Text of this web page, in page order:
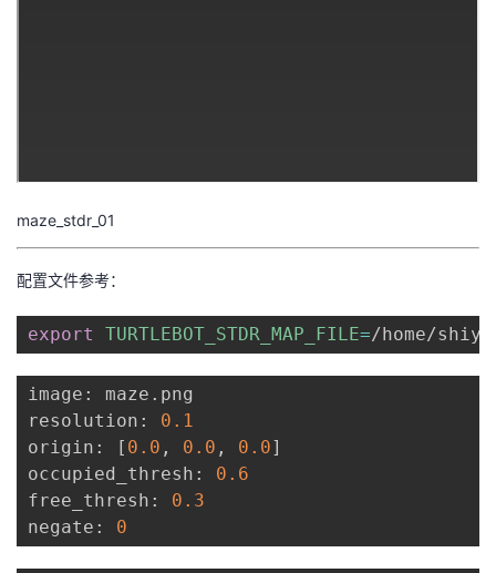
maze_stdr_01
配置文件参考：
export TURTLEBOT_STDR_MAP_FILE=/home/
image: maze.png
resolution: 0.1
origin:
[ 0.0 , 0.0 , 0.0]
occupied_thresh: 0.6
free_thresh: 0.3
negate: 0